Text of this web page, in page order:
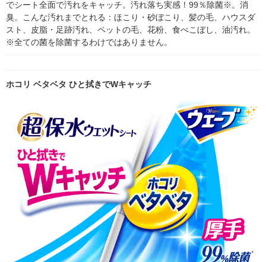
でシート全面で汚れをキャッチ。汚れ落ち実感！99％除菌※。消
臭。こんな汚れまでとれる：ほこり・砂ぼこり、髪の毛、ハウスダ
スト、皮脂・足跡汚れ、ペットの毛、花粉、食べこぼし、油汚れ。
※全ての菌を除菌するわけではありません。
ホコリ ベタベタ ひと拭きでWキャッチ